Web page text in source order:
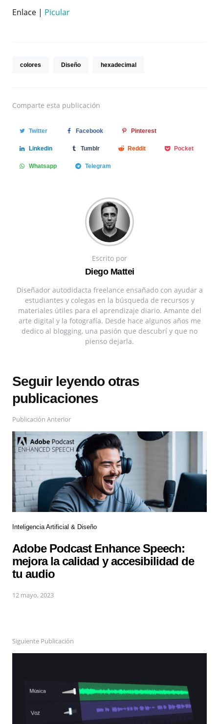
Enlace | Picular
colores Diseño hexadecimal
Comparte esta publicación
Twitter Facebook Pinterest
Linkedin Tumblr Reddit Pocket
Whatsapp Telegram
Escrito por
Diego Mattei
Diseñador autodidacta freelance ensañado con ayudar a
estudiantes y colegas en la búsqueda de recursos y
materiales útiles para el aprendizaje diario. Amante del
arte digital y la fotografía. Desde hace algunos años me
dedico al blogging, una pasión que descubrí y que no
pienso dejarla.
Seguir leyendo otras
publicaciones
Publicación Anterior
Inteligencia Artificial & Diseño
Adobe Podcast Enhance Speech:
mejora la calidad y accesibilidad de
tu audio
12 mayo, 2023
Siguiente Publicación